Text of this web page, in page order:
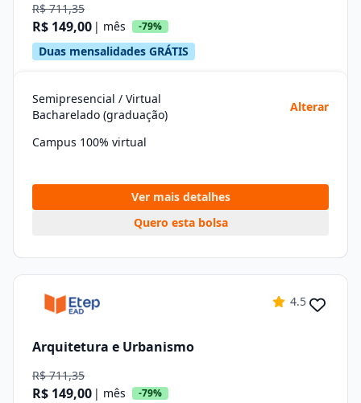
R$ 711,35
R$ 149,00 | mês -79%
Duas mensalidades GRÁTIS
Semipresencial / Virtual
Bacharelado (graduação)
Alterar
Campus 100% virtual
Ver mais detalhes
Quero esta bolsa
4.5
Arquitetura e Urbanismo
R$ 711,35
R$ 149,00 | mês -79%